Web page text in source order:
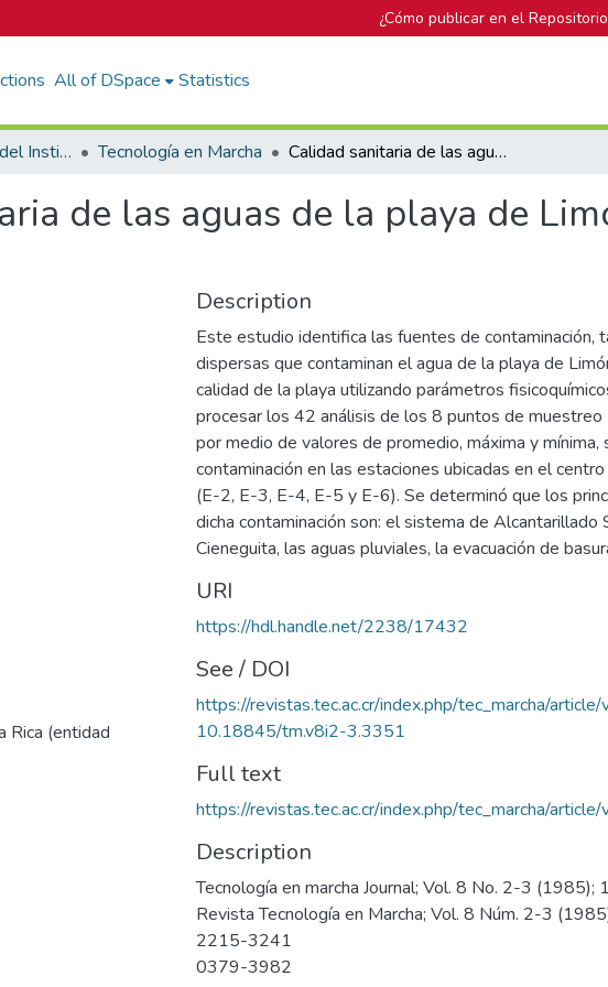
¿Cómo publicar en el
All of DSpace Statistics
Portal de Revistas del Instituto Tecnológico de Costa Rica Tecnología en Marcha Calidad sanitaria de las aguas de la playa de Limón en el período 1881-1884
de las aguas de la playa de
Rica (entidad
Description
Este estudio identifica las fuentes de contaminación,
dispersas que contaminan el agua de la playa de
calidad de la playa utilizando parámetros
procesar los 42 análisis de los 8 puntos de
por medio de valores de promedio, máxima y mínima,
contaminación en las estaciones ubicadas en el
(E-2, E-3, E-4, E-5 y E-6). Se determinó que los
dicha contaminación son: el sistema de Alcantarillado
Cieneguita, las aguas pluviales, la evacuación de
URI
https://hdl.handle.net/2238/17432
See / DOI
https://revistas.tec.ac.cr/index.php/tec_marcha/
10.18845/tm.v8i2-3.3351
Full text
https://revistas.tec.ac.cr/index.php/tec_marcha/
Description
Tecnología en marcha Journal; Vol. 8 No. 2-3 (1985);
Revista Tecnología en Marcha; Vol. 8 Núm. 2-3
2215-3241
0379-3982